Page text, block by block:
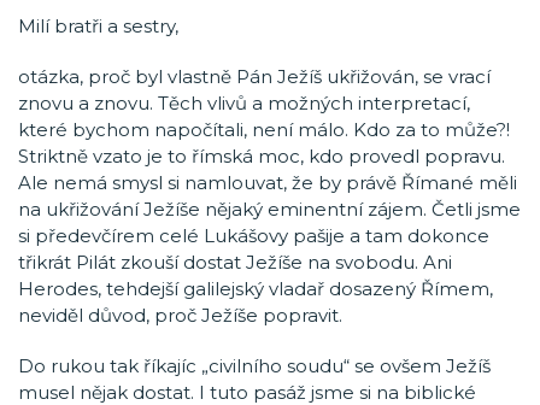
Milí bratři a sestry,
otázka, proč byl vlastně Pán Ježíš ukřižován, se vrací
znovu a znovu. Těch vlivů a možných interpretací,
které bychom napočítali, není málo. Kdo za to může?!
Striktně vzato je to římská moc, kdo provedl popravu.
Ale nemá smysl si namlouvat, že by právě Římané měli
na ukřižování Ježíše nějaký eminentní zájem. Četli jsme
si předevčírem celé Lukášovy pašije a tam dokonce
třikrát Pilát zkouší dostat Ježíše na svobodu. Ani
Herodes, tehdejší galilejský vladař dosazený Římem,
neviděl důvod, proč Ježíše popravit.
Do rukou tak říkajíc „civilního soudu“ se ovšem Ježíš
musel nějak dostat. I tuto pasáž jsme si na biblické